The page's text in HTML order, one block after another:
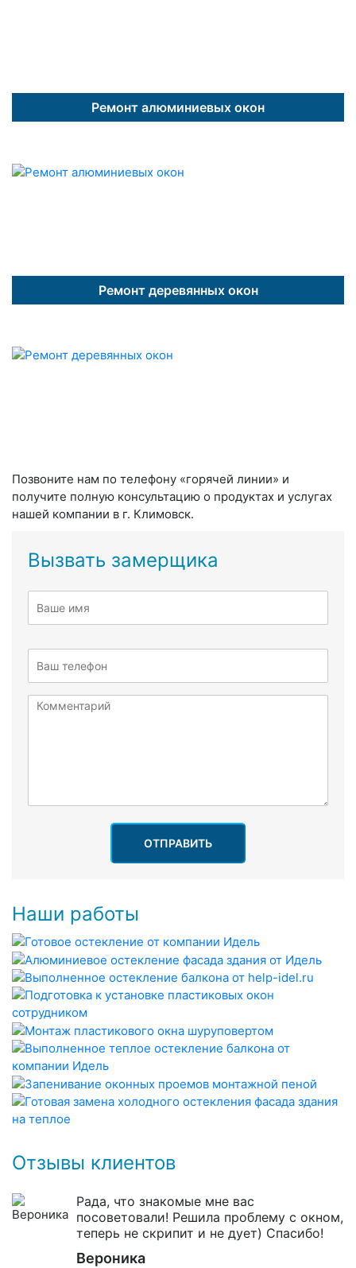
Ремонт алюминиевых окон
Ремонт деревянных окон
Позвоните нам по телефону «горячей линии» и
получите полную консультацию о продуктах и услугах
нашей компании в г. Климовск.
Вызвать замерщика
ОТПРАВИТЬ
Наши работы
Отзывы клиентов
Рада, что знакомые мне вас
посоветовали! Решила проблему с окном,
теперь не скрипит и не дует) Спасибо!
Вероника